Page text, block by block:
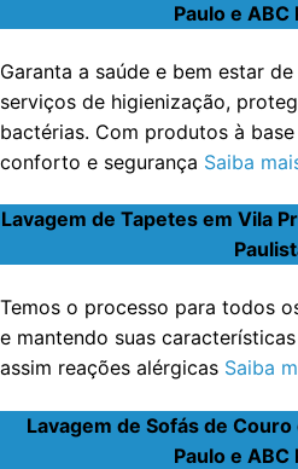
Paulo e ABC
Garanta a saúde e bem estar
serviços de higienização,
bactérias. Com produtos à base
conforto e segurança Saiba
Lavagem de Tapetes em Vila
Temos o processo para todos
e mantendo suas
assim reações alérgicas Saiba
Lavagem de Sofás de
Paulo e ABC